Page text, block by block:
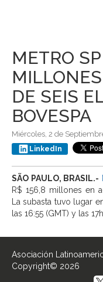
METRO
DE SEIS
BOVESPA
Miércoles, 2 de
LinkedIn
SÃO PAULO, BRASIL.-
R$ 156,8 millones en
La subasta tuvo lugar
las 16:55 (GMT) y las
Asociación
Copyright© 2026